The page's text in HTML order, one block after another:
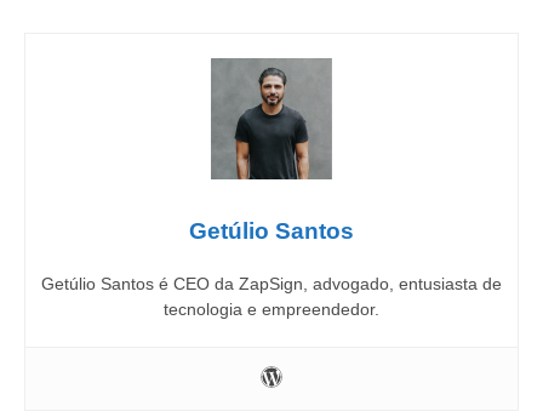
Getúlio Santos
Getúlio Santos é CEO da ZapSign, advogado, entusiasta de
tecnologia e empreendedor.